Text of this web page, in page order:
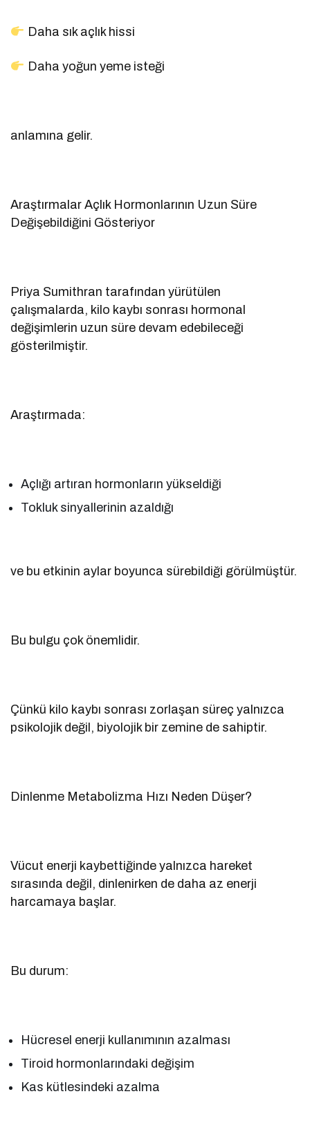
Daha sık açlık hissi
Daha yoğun yeme isteği
anlamına gelir.
Araştırmalar Açlık Hormonlarının Uzun Süre
Değişebildiğini Gösteriyor
Priya Sumithran tarafından yürütülen
çalışmalarda, kilo kaybı sonrası hormonal
değişimlerin uzun süre devam edebileceği
gösterilmiştir.
Araştırmada:
Açlığı artıran hormonların yükseldiği
Tokluk sinyallerinin azaldığı
ve bu etkinin aylar boyunca sürebildiği görülmüştür.
Bu bulgu çok önemlidir.
Çünkü kilo kaybı sonrası zorlaşan süreç yalnızca
psikolojik değil, biyolojik bir zemine de sahiptir.
Dinlenme Metabolizma Hızı Neden Düşer?
Vücut enerji kaybettiğinde yalnızca hareket
sırasında değil, dinlenirken de daha az enerji
harcamaya başlar.
Bu durum:
Hücresel enerji kullanımının azalması
Tiroid hormonlarındaki değişim
Kas kütlesindeki azalma